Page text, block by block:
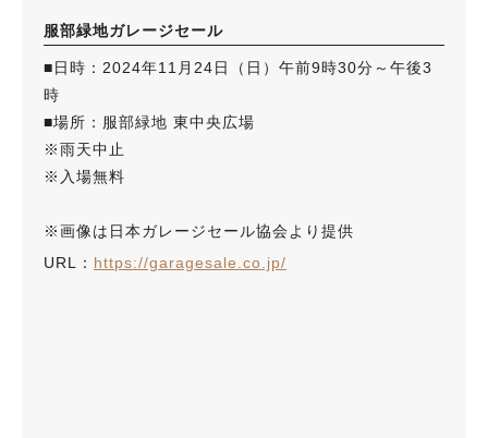
服部緑地ガレージセール
■日時：2024年11月24日（日）午前9時30分～午後3
時
■場所：服部緑地 東中央広場
※雨天中止
※入場無料
※画像は日本ガレージセール協会より提供
URL： https://garagesale.co.jp/